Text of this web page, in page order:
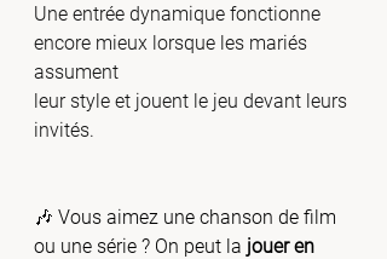
Une entrée dynamique fonctionne
encore mieux lorsque les mariés
assument
leur style et jouent le jeu devant leurs
invités.
🎶 Vous aimez une chanson de film
ou une série ? On peut la jouer en